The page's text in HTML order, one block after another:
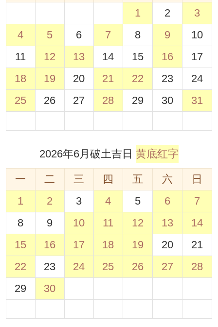
1 2
3
4
5 6 7 8 9
10
11
12 13 14 15 16
17
18
19 20 21 22 23
24
25
26 27 28 29 30 31
2026年6月破土吉日 黄底红字
一 二 三 四 五 六
日
1
2 3 4 5 6
7
8
9 10 11 12 13
14
15
16 17 18 19 20
21
22
23 24 25 26 27
28
29
30